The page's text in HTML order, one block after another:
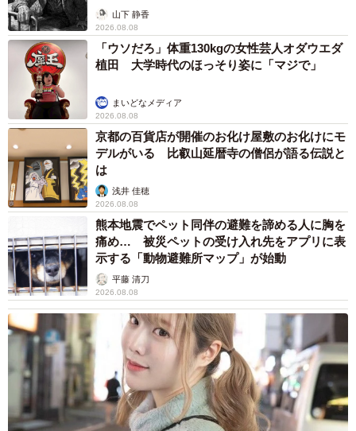
から】山下 静香
2026.08.08
「ウソだろ」体重130kgの女性芸人オダウエダ
植田 大学時代のほっそり姿に「マジで」
まいどなメディア
2026.08.08
京都の百貨店が開催のお化け屋敷のお化けにモ
デルがいる 比叡山延暦寺の僧侶が語る伝説と
は
浅井 佳穂
2026.08.08
熊本地震でペット同伴の避難を諦める人に胸を
痛め… 被災ペットの受け入れ先をアプリに表
示する「動物避難所マップ」が始動
平藤 清刀
2026.08.08